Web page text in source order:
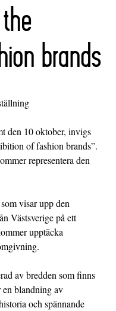
brands
den 10 oktober, invigs
of fashion brands”.
representera den
visar upp den
Västsverige på ett
upptäcka
av bredden som finns
blandning av
och spännande